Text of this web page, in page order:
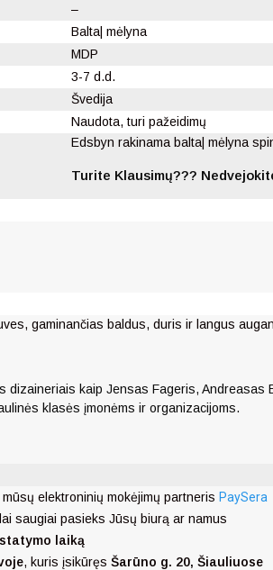
–
Balta| mėlyna
MDP
3-7 d.d.
Švedija
Naudota, turi pažeidimų
Edsbyn rakinama balta| mėlyna
Turite Klausimų???
gaminančias baldus, duris ir langus
kaip Jensas Fageris,
klasės įmonėms ir organizacijoms.
elektroninių mokėjimų partneris PaySera
saugiai pasieks Jūsų biurą ar namus
laiką
, kuris įsikūręs Šarūno g. 20, Šiauliuose